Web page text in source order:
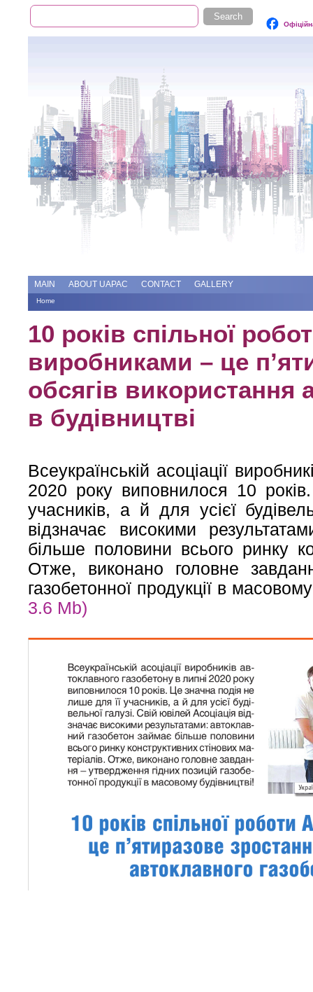
Search form
Search
MAIN ABOUT UAPAC CONTACT GALLERY
You are here
Home
10 років спільної
виробниками – це
обсягів використання
в будівництві
Всеукраїнській асоціації
2020 року виповнилося 10
учасників, а й для усієї
відзначає високими
більше половини всього ринку
Отже, виконано головне
газобетонної продукції в
3.6 Mb)